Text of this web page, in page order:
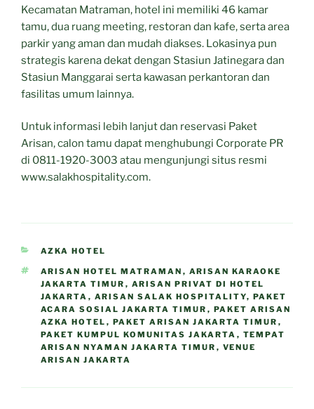
Kecamatan Matraman, hotel ini memiliki 46 kamar
tamu, dua ruang meeting, restoran dan kafe, serta area
parkir yang aman dan mudah diakses. Lokasinya pun
strategis karena dekat dengan Stasiun Jatinegara dan
Stasiun Manggarai serta kawasan perkantoran dan
fasilitas umum lainnya.
Untuk informasi lebih lanjut dan reservasi Paket
Arisan, calon tamu dapat menghubungi Corporate PR
di 0811-1920-3003 atau mengunjungi situs resmi
www.salakhospitality.com.
CATEGORIES
AZKA HOTEL
TAGS
ARISAN HOTEL MATRAMAN , ARISAN KARAOKE
JAKARTA TIMUR , ARISAN PRIVAT DI HOTEL
JAKARTA , ARISAN SALAK HOSPITALITY, PAKET
ACARA SOSIAL JAKARTA TIMUR , PAKET ARISAN
AZKA HOTEL , PAKET ARISAN JAKARTA TIMUR ,
PAKET KUMPUL KOMUNITAS JAKARTA , TEMPAT
ARISAN NYAMAN JAKARTA TIMUR , VENUE
ARISAN JAKARTA